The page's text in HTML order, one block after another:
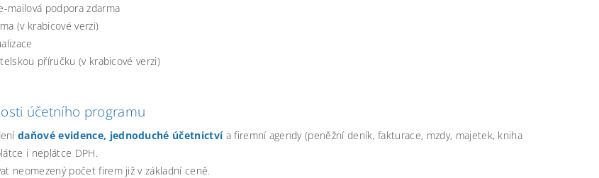
mailová podpora zdarma
(v krabicové verzi)
příručku (v krabicové verzi)
účetního programu
daňové evidence, jednoduché účetnictvía firemní agendy (peněžní deník, fakturace, mzdy, majetek, kniha
i neplátce DPH.
neomezený počet firem již v základní ceně.